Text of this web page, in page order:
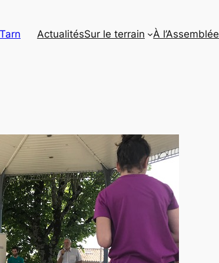
ActualitésSur le terrain À l’Assemblée